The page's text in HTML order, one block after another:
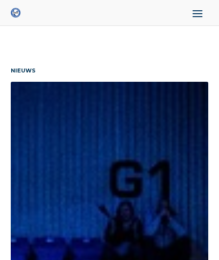
NIEUWS